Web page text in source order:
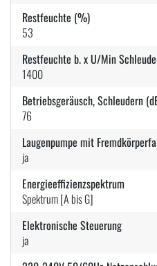
Restfeuchte (%)
53
Restfeuchte b. x U/Min
1400
Betriebsgeräusch, Schleudern
76
Laugenpumpe mit
ja
Energieeffizienzspektrum
Spektrum [A bis G]
Elektronische Steuerung
ja